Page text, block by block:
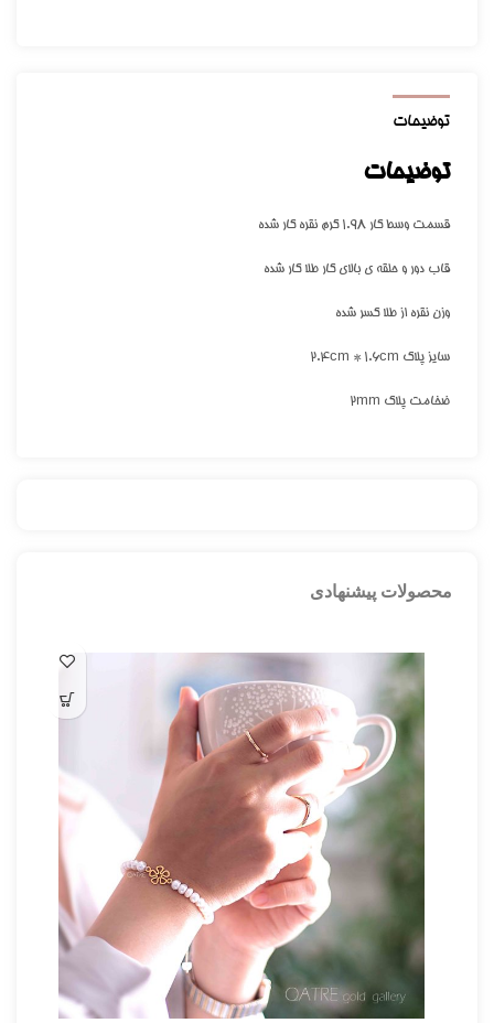
توضیحات
توضیحات
قسمت وسط کار 1.98 گرم نقره کار شده
قاب دور و حلقه ی بالای کار طلا کار شده
وزن نقره از طلا کسر شده
سایز پلاک 2.4cm * 1.6cm
ضخامت پلاک 2mm
محصولات پیشنهادی